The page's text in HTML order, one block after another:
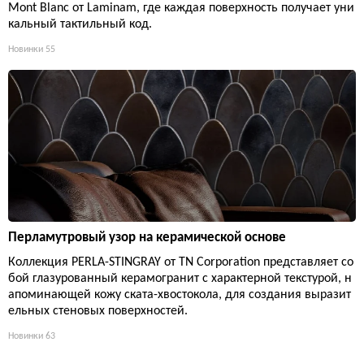
Mont Blanc от Laminam, где каждая поверхность получает уни
кальный тактильный код.
Новинки 55
Перламутровый узор на керамической основе
Коллекция PERLA-STINGRAY от TN Corporation представляет со
бой глазурованный керамогранит с характерной текстурой, н
апоминающей кожу ската-хвостокола, для создания выразит
ельных стеновых поверхностей.
Новинки 63